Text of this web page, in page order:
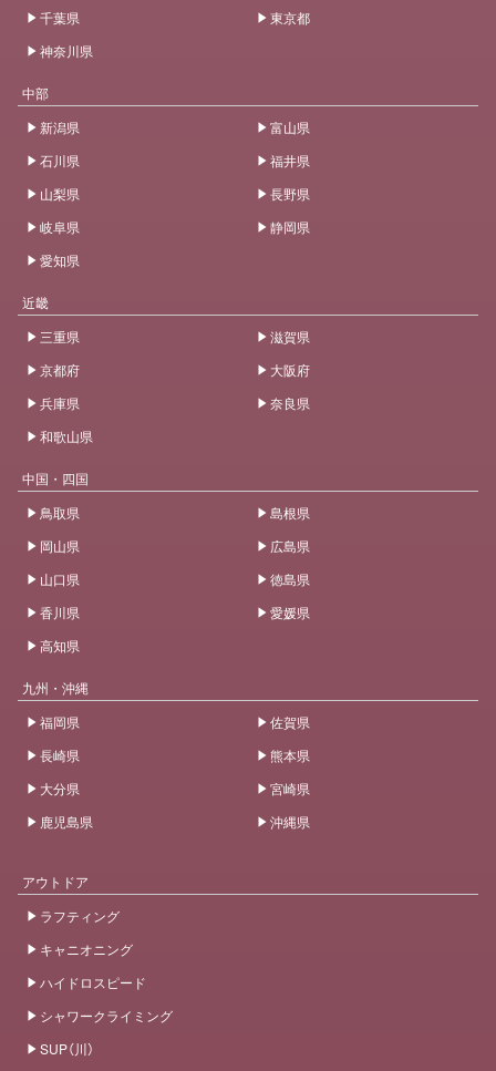
千葉県
東京都
神奈川県
中部
新潟県
富山県
石川県
福井県
山梨県
長野県
岐阜県
静岡県
愛知県
近畿
三重県
滋賀県
京都府
大阪府
兵庫県
奈良県
和歌山県
中国・四国
鳥取県
島根県
岡山県
広島県
山口県
徳島県
香川県
愛媛県
高知県
九州・沖縄
福岡県
佐賀県
長崎県
熊本県
大分県
宮崎県
鹿児島県
沖縄県
アウトドア
ラフティング
キャニオニング
ハイドロスピード
シャワークライミング
SUP（川）